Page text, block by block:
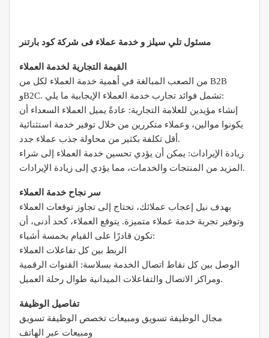
مسئول تلي سيلز و خدمة عملاء فى شركة كود بارتنر
القيمة التجارية لخدمة العملاء
من الصعب المبالغة في أهمية خدمة العملاء لكل من B2B
وB2C. تشمل فوائد تجارب خدمة العملاء الإيجابية ما يلي:
إنشاء مؤيدين للعلامة التجارية: عادةً يميل العملاء السعداء أن
يكونوا موالين، وعملاء متكررين من خلال توفير خدمة استثنائية
أقل تكلفة بكثير من محاولة جذب عملاء جدد.
زيادة الإيرادات: يمكن أن يؤدي تحسين خدمة العملاء إلى شراء
المزيد من المنتجات والخدمات، مما يؤدي إلى زيادة الإيرادات.
سر نجاح خدمة العملاء
بهدف نيل إعجاب عملائك، تحتاج إلى تجاوز توقعات العملاء
وتوفير تجربة خدمة عملاء متميزة. يتوقع العملاء، كحد أدنى، أن
تكون قادرًا على القيام بخمسة أشياء:
الربط بين كل تفاعلات العملاء
الوصل بين كل نقاط اتصال الخدمة بسلاسة: القنوات الرقمية
ومراكز الاتصال والتفاعلات الميدانية طوال رحلة العميل.
تفاصيل الوظيفة
مجال الوظيفة تسويق ومبيعات تخصص الوظيفة تسويق
ومبيعات عبر الهاتف